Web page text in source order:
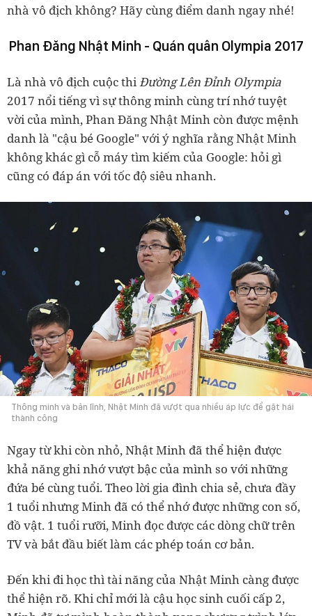
nhà vô địch không? Hãy cùng điểm danh ngay nhé!
Phan Đăng Nhật Minh - Quán quân Olympia 2017
Là nhà vô địch cuộc thiĐường Lên Đỉnh Olympia
2017 nổi tiếng vì sự thông minh cùng trí nhớ tuyệt
vời của mình, Phan Đăng Nhật Minh còn được mệnh
danh là "cậu bé Google" với ý nghĩa rằng Nhật Minh
không khác gì cỗ máy tìm kiếm của Google: hỏi gì
cũng có đáp án với tốc độ siêu nhanh.
Thông minh và bản lĩnh, Nhật Minh đã vượt qua nhiều áp lực để gặt hái
thành công
Ngay từ khi còn nhỏ, Nhật Minh đã thể hiện được
khả năng ghi nhớ vượt bậc của mình so với những
đứa bé cùng tuổi. Theo lời gia đình chia sẻ, chưa đầy
1 tuổi nhưng Minh đã có thể nhớ được những con số,
đồ vật. 1 tuổi rưỡi, Minh đọc được các dòng chữ trên
TV và bắt đầu biết làm các phép toán cơ bản.
Đến khi đi học thì tài năng của Nhật Minh càng được
thể hiện rõ. Khi chỉ mới là cậu học sinh cuối cấp 2,